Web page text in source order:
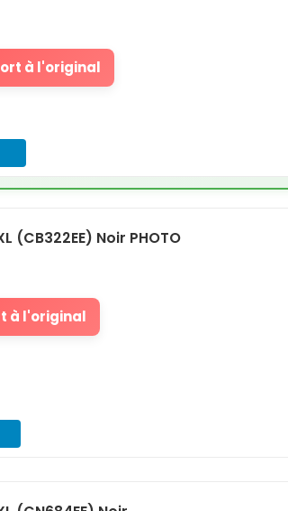
à l'original
(CB322EE) Noir PHOTO
à l'original